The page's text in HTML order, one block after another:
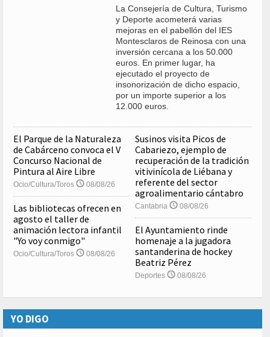
La Consejería de Cultura, Turismo
y Deporte acometerá varias
mejoras en el pabellón del IES
Montesclaros de Reinosa con una
inversión cercana a los 50.000
euros. En primer lugar, ha
ejecutado el proyecto de
insonorización de dicho espacio,
por un importe superior a los
12.000 euros.
El Parque de la Naturaleza
de Cabárceno convoca el V
Concurso Nacional de
Pintura al Aire Libre
Ocio/Cultura/Toros 08/08/26
Las bibliotecas ofrecen en
agosto el taller de
animación lectora infantil
"Yo voy conmigo"
Ocio/Cultura/Toros 08/08/26
Susinos visita Picos de
Cabariezo, ejemplo de
recuperación de la tradición
vitivinícola de Liébana y
referente del sector
agroalimentario cántabro
Cantabria 08/08/26
El Ayuntamiento rinde
homenaje a la jugadora
santanderina de hockey
Beatriz Pérez
Deportes 08/08/26
YO DIGO